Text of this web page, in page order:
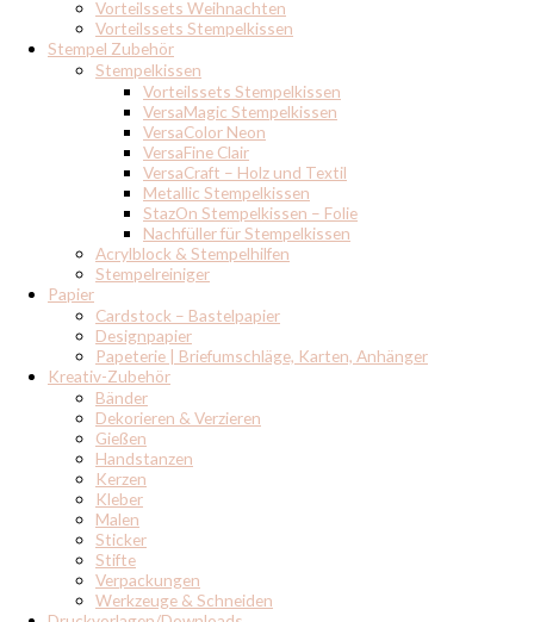
Vorteilssets Weihnachten
Vorteilssets Stempelkissen
Stempel Zubehör
Stempelkissen
Vorteilssets Stempelkissen
VersaMagic Stempelkissen
VersaColor Neon
VersaFine Clair
VersaCraft – Holz und Textil
Metallic Stempelkissen
StazOn Stempelkissen – Folie
Nachfüller für Stempelkissen
Acrylblock & Stempelhilfen
Stempelreiniger
Papier
Cardstock – Bastelpapier
Designpapier
Papeterie | Briefumschläge, Karten, Anhänger
Kreativ-Zubehör
Bänder
Dekorieren & Verzieren
Gießen
Handstanzen
Kerzen
Kleber
Malen
Sticker
Stifte
Verpackungen
Werkzeuge & Schneiden